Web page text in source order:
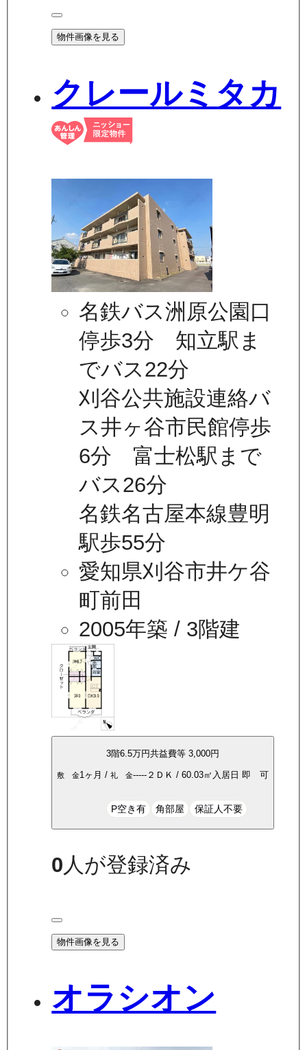
物件画像を見る
クレールミタカ
名鉄バス洲原公園口
停歩3分 知立駅ま
でバス22分
刈谷公共施設連絡バ
ス井ヶ谷市民館停歩
6分 富士松駅まで
バス26分
名鉄名古屋本線豊明
駅歩55分
愛知県刈谷市井ケ谷
町前田
2005年築 / 3階建
3階6.5万円共益費等3,000円
敷 金1ヶ月 /礼 金----- ２ＤＫ /60.03㎡ 入居日 即 可
P空き有 角部屋 保証人不要
0 人が登録済み
物件画像を見る
オラシオン